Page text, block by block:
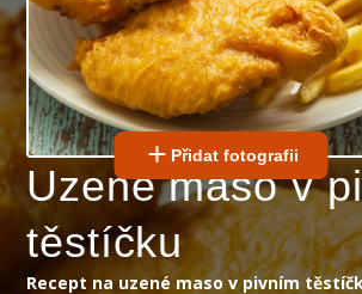
Přidat fotografii
Uzené maso v
těstíčku
Recept na uzené maso v pivním